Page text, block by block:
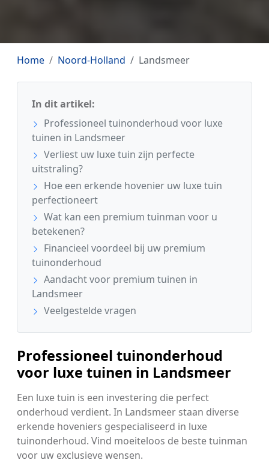
Home Noord-Holland Landsmeer
In dit artikel:
Professioneel tuinonderhoud voor luxe
tuinen in Landsmeer
Verliest uw luxe tuin zijn perfecte
uitstraling?
Hoe een erkende hovenier uw luxe tuin
perfectioneert
Wat kan een premium tuinman voor u
betekenen?
Financieel voordeel bij uw premium
tuinonderhoud
Aandacht voor premium tuinen in
Landsmeer
Veelgestelde vragen
Professioneel tuinonderhoud
voor luxe tuinen in Landsmeer
Een luxe tuin is een investering die perfect
onderhoud verdient. In Landsmeer staan diverse
erkende hoveniers gespecialiseerd in luxe
tuinonderhoud. Vind moeiteloos de beste tuinman
voor uw exclusieve wensen.